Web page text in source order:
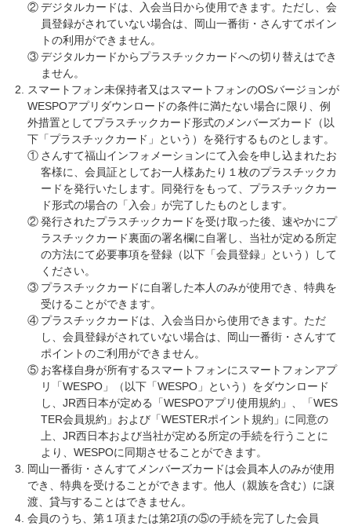
② デジタルカードは、入会当日から使用できます。ただし、会
員登録がされていない場合は、岡山一番街・さんすてポイン
トの利用ができません。
③ デジタルカードからプラスチックカードへの切り替えはでき
ません。
スマートフォン未保持者又はスマートフォンのOSバージョンが
WESPOアプリダウンロードの条件に満たない場合に限り、例
外措置としてプラスチックカード形式のメンバーズカード（以
下「プラスチックカード」という）を発行するものとします。
① さんすて福山インフォメーションにて入会を申し込まれたお
客様に、会員証としてお一人様あたり１枚のプラスチックカ
ードを発行いたします。同発行をもって、プラスチックカー
ド形式の場合の「入会」が完了したものとします。
② 発行されたプラスチックカードを受け取った後、速やかにプ
ラスチックカード裏面の署名欄に自署し、当社が定める所定
の方法にて必要事項を登録（以下「会員登録」という）して
ください。
③ プラスチックカードに自署した本人のみが使用でき、特典を
受けることができます。
④ プラスチックカードは、入会当日から使用できます。ただ
し、会員登録がされていない場合は、岡山一番街・さんすて
ポイントのご利用ができません。
⑤ お客様自身が所有するスマートフォンにスマートフォンアプ
リ「WESPO」（以下「WESPO」という）をダウンロード
し、JR西日本が定める「WESPOアプリ使用規約」、「WES
TER会員規約」および「WESTERポイント規約」に同意の
上、JR西日本および当社が定める所定の手続を行うことに
より、WESPOに同期させることができます。
岡山一番街・さんすてメンバーズカードは会員本人のみが使用
でき、特典を受けることができます。他人（親族を含む）に譲
渡、貸与することはできません。
会員のうち、第１項または第2項の⑤の手続を完了した会員